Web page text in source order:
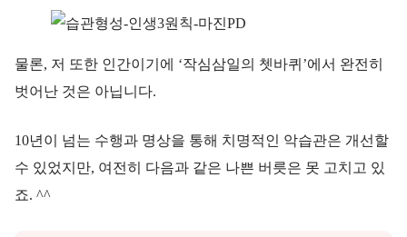
물론, 저 또한 인간이기에 ‘작심삼일의 쳇바퀴’에서 완전히
벗어난 것은 아닙니다.
10년이 넘는 수행과 명상을 통해 치명적인 악습관은 개선할
수 있었지만, 여전히 다음과 같은 나쁜 버릇은 못 고치고 있
죠. ^^